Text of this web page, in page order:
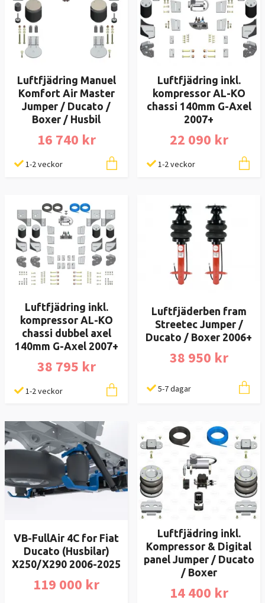
Luftfjädring Manuel
Komfort Air Master
Jumper / Ducato /
Boxer / Husbil
16 740 kr
1-2 veckor
Luftfjädring inkl.
kompressor AL-KO
chassi 140mm G-Axel
2007+
22 090 kr
1-2 veckor
Luftfjädring inkl.
kompressor AL-KO
chassi dubbel axel
140mm G-Axel 2007+
38 795 kr
1-2 veckor
Luftfjäderben fram
Streetec Jumper /
Ducato / Boxer 2006+
38 950 kr
5-7 dagar
VB-FullAir 4C for Fiat
Ducato (Husbilar)
X250/X290 2006-2025
119 000 kr
Luftfjädring inkl.
Kompressor & Digital
panel Jumper / Ducato
/ Boxer
14 400 kr